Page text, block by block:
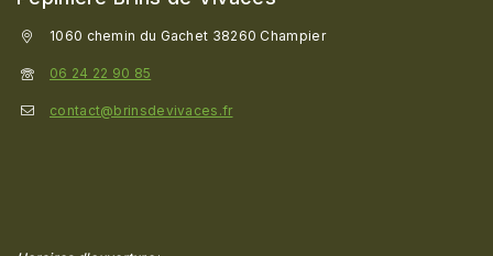
1060 chemin du Gachet 38260 Champier
06 24 22 90 85
contact@brinsdevivaces.fr